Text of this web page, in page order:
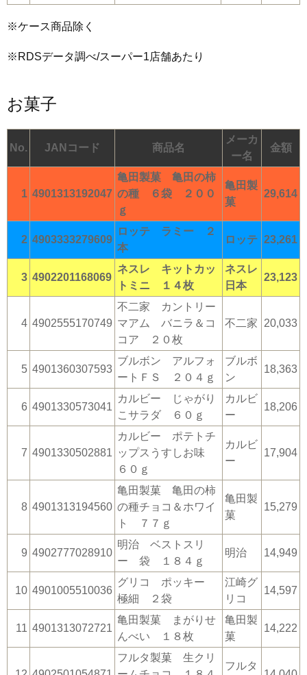
※ケース商品除く
※RDSデータ調べ/スーパー1店舗あたり
お菓子
No. JANコード 商品名
メーカ
ー名
金額
1 4901313192047
亀田製菓 亀田の柿
の種 ６袋 ２００
ｇ
亀田製
菓
29,614
2 4903333279609
ロッテ ラミー ２
本
ロッテ 23,261
3 4902201168069
ネスレ キットカッ
トミニ １４枚
ネスレ
日本
23,123
4 4902555170749
不二家 カントリー
マアム バニラ＆コ
コア ２０枚
不二家 20,033
5 4901360307593
ブルボン アルフォ
ートＦＳ ２０４ｇ
ブルボ
ン
18,363
6 4901330573041
カルビー じゃがり
こサラダ ６０ｇ
カルビ
ー
18,206
7 4901330502881
カルビー ポテトチ
ップスうすしお味
６０ｇ
カルビ
ー
17,904
8 4901313194560
亀田製菓 亀田の柿
の種チョコ＆ホワイ
ト ７７ｇ
亀田製
菓
15,279
9 4902777028910
明治 ベストスリ
ー 袋 １８４ｇ
明治 14,949
10 4901005510036
グリコ ポッキー
極細 ２袋
江崎グ
リコ
14,597
11 4901313072721
亀田製菓 まがりせ
んべい １８枚
亀田製
菓
14,222
フルタ製菓 生クリ
フルタ